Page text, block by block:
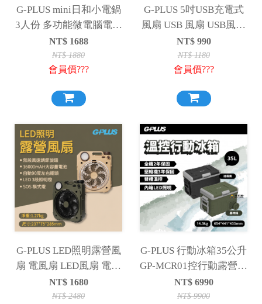
G-PLUS mini日和小電鍋
3人份 多功能微電腦電子
鍋 電子鍋
NT$ 1688
NT$1880
會員價???
G-PLUS 5吋USB充電式
風扇 USB 風扇 USB風扇
桌立USB風扇
NT$ 990
NT$1180
會員價???
G-PLUS LED照明露營風
扇 電風扇 LED風扇 電扇
擺頭風扇 照明風扇 露營
燈 露營 野營
NT$ 1680
NT$2480
G-PLUS 行動冰箱35公升
GP-MCR01控行動露營冰
箱
NT$ 6990
NT$9900